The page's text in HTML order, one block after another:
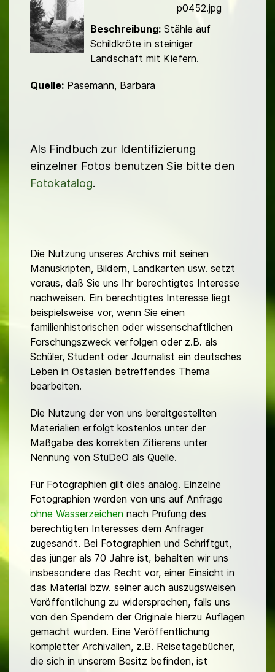
d
p0452.jpg
Beschreibung:Stähle auf
Schildkröte in steiniger
Landschaft mit Kiefern.
Quelle: Pasemann, Barbara
Als Findbuch zur Identifizierung
einzelner Fotos benutzen Sie bitte den
Fotokatalog.
Die Nutzung unseres Archivs mit seinen
Manuskripten, Bildern, Landkarten usw. setzt
voraus, daß Sie uns Ihr berechtigtes Interesse
nachweisen. Ein berechtigtes Interesse liegt
beispielsweise vor, wenn Sie einen
familienhistorischen oder wissenschaftlichen
Forschungszweck verfolgen oder z.B. als
Schüler, Student oder Journalist ein deutsches
Leben in Ostasien betreffendes Thema
bearbeiten.
Die Nutzung der von uns bereitgestellten
Materialien erfolgt kostenlos unter der
Maßgabe des korrekten Zitierens unter
Nennung von StuDeO als Quelle.
Für Fotographien gilt dies analog. Einzelne
Fotographien werden von uns auf Anfrage
ohne Wasserzeichen nach Prüfung des
berechtigten Interesses dem Anfrager
zugesandt. Bei Fotographien und Schriftgut,
das jünger als 70 Jahre ist, behalten wir uns
insbesondere das Recht vor, einer Einsicht in
das Material bzw. seiner auch auszugsweisen
Veröffentlichung zu widersprechen, falls uns
von den Spendern der Originale hierzu Auflagen
gemacht wurden. Eine Veröffentlichung
kompletter Archivalien, z.B. Reisetagebücher,
die sich in unserem Besitz befinden, ist